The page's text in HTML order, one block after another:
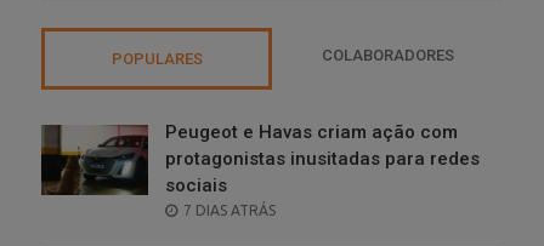
POPULARES COLABORADORES
Peugeot e Havas criam ação com
protagonistas inusitadas para redes
sociais
POSTED
7 DIAS ATRÁS